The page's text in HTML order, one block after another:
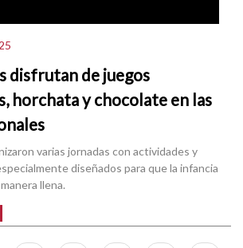
disfrutan de juegos
horchata y chocolate en las
varias jornadas con actividades y
diseñados para que la infancia
llena.